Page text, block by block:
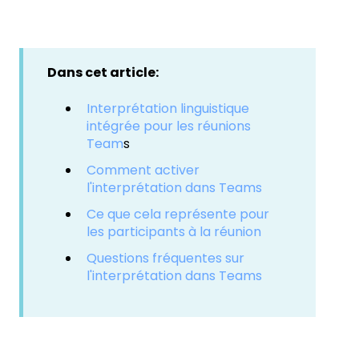
Dans cet article:
Interprétation linguistique
intégrée pour les réunions
Teams
Comment activer
l'interprétation dans Teams
Ce que cela représente pour
les participants à la réunion
Questions fréquentes sur
l'interprétation dans Teams